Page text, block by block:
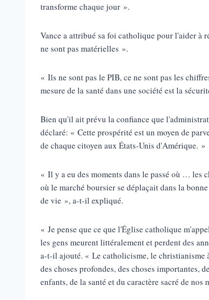
transforme chaque jour ».
Vance a attribué sa foi catholique pour l'aider à
ne sont pas matérielles ».
« Ils ne sont pas le PIB, ce ne sont pas les
mesure de la santé dans une société est la
Bien qu'il ait prévu la confiance que
déclaré: « Cette prospérité est un moyen de
de chaque citoyen aux États-Unis d'Amérique. »
« Il y a eu des moments dans le passé où … les
où le marché boursier se déplaçait dans la
de vie », a-t-il expliqué.
« Je pense que ce que l'Église catholique
les gens meurent littéralement et perdent des
a-t-il ajouté. « Le catholicisme, le christianisme
des choses profondes, des choses importantes,
enfants, de la santé et du caractère sacré de nos